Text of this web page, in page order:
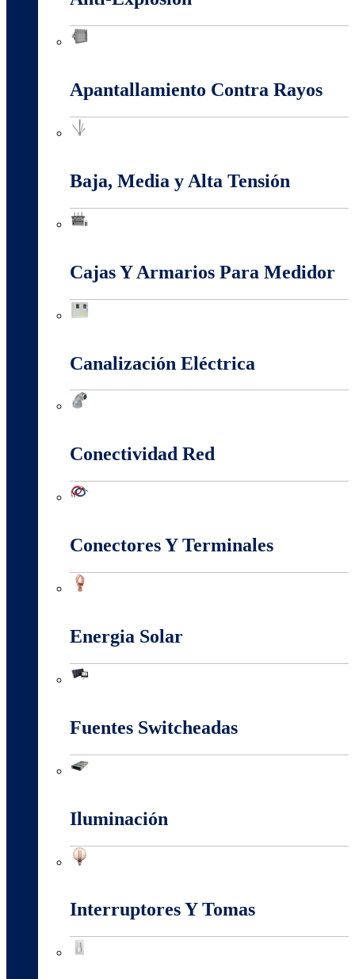
Apantallamiento Contra Rayos
Baja, Media y Alta Tensión
Cajas Y Armarios Para Medidor
Canalización Eléctrica
Conectividad Red
Conectores Y Terminales
Energia Solar
Fuentes Switcheadas
Iluminación
Interruptores Y Tomas